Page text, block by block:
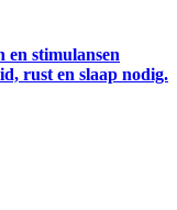
en stimulansen
rust en slaap nodig.